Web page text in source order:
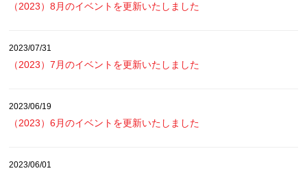
（2023）8月のイベントを更新いたしました
2023/07/31
（2023）7月のイベントを更新いたしました
2023/06/19
（2023）6月のイベントを更新いたしました
2023/06/01